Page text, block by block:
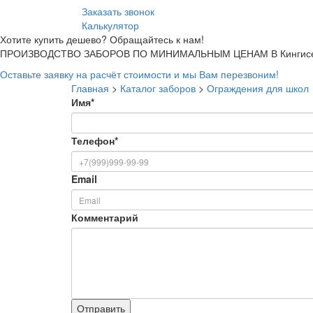
Заказать звонок
Калькулятор
Хотите купить дешево? Обращайтесь к нам!
ПРОИЗВОДСТВО ЗАБОРОВ ПО МИНИМАЛЬНЫМ ЦЕНАМ В
Оставьте заявку на расчёт стоимости и мы Вам перезвоним!
Главная > Каталог заборов > Ограждения для школ
Имя*
Телефон*
Email
Комментарий